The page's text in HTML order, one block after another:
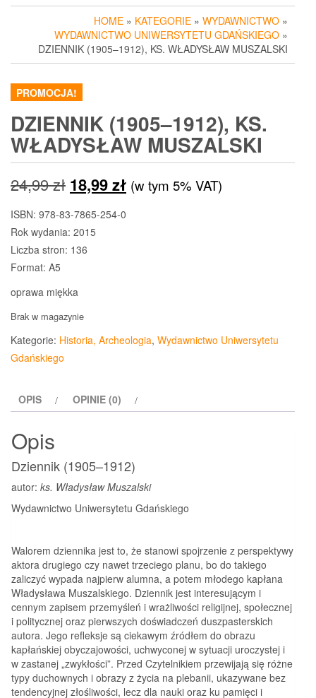
HOME » KATEGORIE » WYDAWNICTWO »
WYDAWNICTWO UNIWERSYTETU GDAŃSKIEGO »
DZIENNIK (1905–1912), KS. WŁADYSŁAW MUSZALSKI
PROMOCJA!
DZIENNIK (1905–1912), KS.
WŁADYSŁAW MUSZALSKI
24,99zł Pierwotna
cena
wynosiła:
18,99złAktualna
(w tym 5% VAT)
ISBN: 978-83-7865-254-0
Rok wydania: 2015
Liczba stron: 136
Format: A5
oprawa miękka
Brak w magazynie
Kategorie: Historia, Archeologia, Wydawnictwo Uniwersytetu
Gdańskiego
OPIS OPINIE (0)
Opis
Dziennik (1905–1912)
autor: ks. Władysław Muszalski
Wydawnictwo Uniwersytetu Gdańskiego
Walorem dziennika jest to, że stanowi spojrzenie z perspektywy
aktora drugiego czy nawet trzeciego planu, bo do takiego
zaliczyć wypada najpierw alumna, a potem młodego kapłana
Władysława Muszalskiego. Dziennik jest interesującym i
cennym zapisem przemyśleń i wrażliwości religijnej, społecznej
i politycznej oraz pierwszych doświadczeń duszpasterskich
autora. Jego refleksje są ciekawym źródłem do obrazu
kapłańskiej obyczajowości, uchwyconej w sytuacji uroczystej i
w zastanej „zwykłości”. Przed Czytelnikiem przewijają się różne
typy duchownych i obrazy z życia na plebanii, ukazywane bez
tendencyjnej złośliwości, lecz dla nauki oraz ku pamięci i